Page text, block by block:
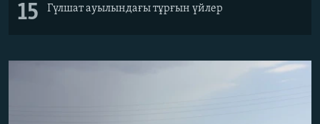
15 Гүлшат ауылындағы тұрғын үйлер